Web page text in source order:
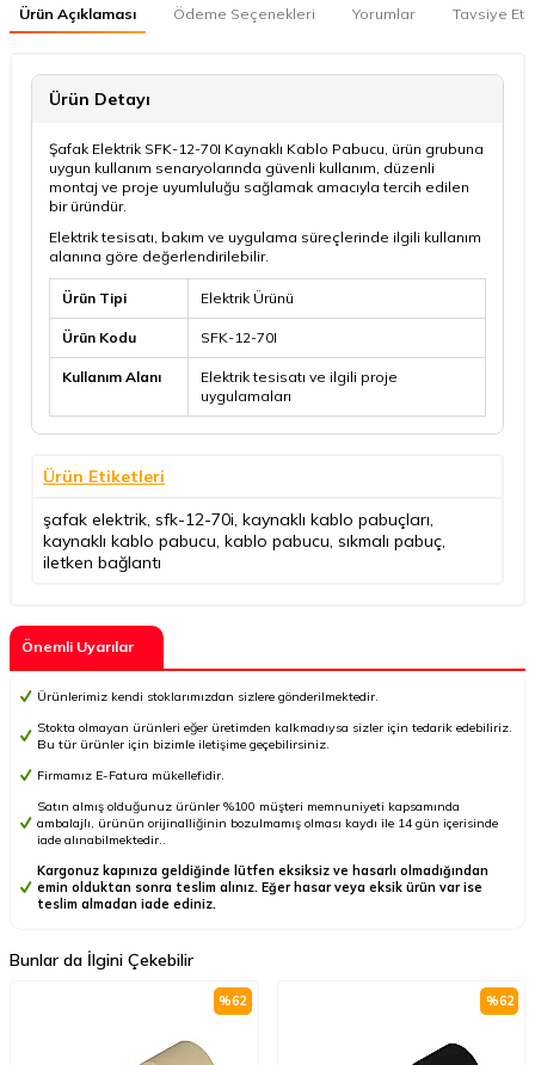
Ürün Açıklaması Ödeme Seçenekleri Yorumlar Tavsiye Et
Ürün Detayı
Şafak Elektrik SFK-12-70I Kaynaklı Kablo Pabucu, ürün grubuna
uygun kullanım senaryolarında güvenli kullanım, düzenli
montaj ve proje uyumluluğu sağlamak amacıyla tercih edilen
bir üründür.
Elektrik tesisatı, bakım ve uygulama süreçlerinde ilgili kullanım
alanına göre değerlendirilebilir.
Ürün Tipi Elektrik Ürünü
Ürün Kodu SFK-12-70I
Kullanım Alanı
Elektrik tesisatı ve ilgili proje
uygulamaları
Ürün Etiketleri
şafak elektrik, sfk-12-70i, kaynaklı kablo pabuçları,
kaynaklı kablo pabucu, kablo pabucu, sıkmalı pabuç,
iletken bağlantı
Önemli Uyarılar
Ürünlerimiz kendi stoklarımızdan sizlere gönderilmektedir.
Stokta olmayan ürünleri eğer üretimden kalkmadıysa sizler için tedarik edebiliriz.
Bu tür ürünler için bizimle iletişime geçebilirsiniz.
Firmamız E-Fatura mükellefidir.
Satın almış olduğunuz ürünler %100 müşteri memnuniyeti kapsamında
ambalajlı, ürünün orijinalliğinin bozulmamış olması kaydı ile 14 gün içerisinde
iade alınabilmektedir..
Kargonuz kapınıza geldiğinde lütfen eksiksiz ve hasarlı olmadığından
emin olduktan sonra teslim alınız. Eğer hasar veya eksik ürün var ise
teslim almadan iade ediniz.
Bunlar da İlgini Çekebilir
%62 %62